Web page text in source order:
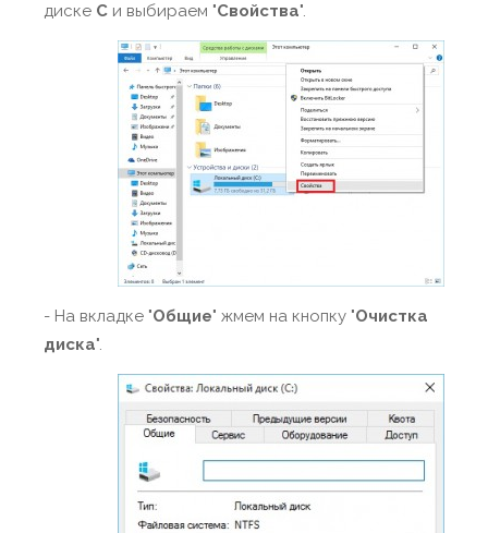
диске C и выбираем "Свойства".
- На вкладке "Общие" жмем на кнопку "Очистка
диска".